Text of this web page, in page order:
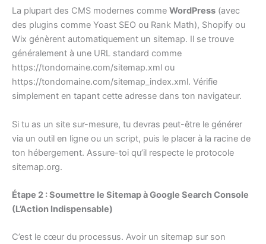
La plupart des CMS modernes comme WordPress (avec
des plugins comme Yoast SEO ou Rank Math), Shopify ou
Wix génèrent automatiquement un sitemap. Il se trouve
généralement à une URL standard comme
https://tondomaine.com/sitemap.xml ou
https://tondomaine.com/sitemap_index.xml. Vérifie
simplement en tapant cette adresse dans ton navigateur.
Si tu as un site sur-mesure, tu devras peut-être le générer
via un outil en ligne ou un script, puis le placer à la racine de
ton hébergement. Assure-toi qu’il respecte le protocole
sitemap.org.
Étape 2 : Soumettre le Sitemap à Google Search Console
(L’Action Indispensable)
C’est le cœur du processus. Avoir un sitemap sur son